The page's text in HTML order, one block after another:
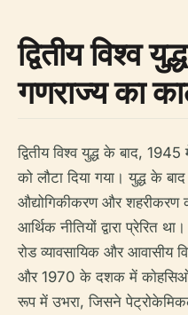
द्वितीय विश्व
गणराज्य का
द्वितीय विश्व युद्ध के बाद,
को लौटा दिया गया। युद्ध के
औद्योगिकीकरण और शहरीकरण
आर्थिक नीतियों द्वारा प्रेरित
रोड व्यावसायिक और आवासीय
और 1970 के दशक में
रूप में उभरा, जिसने